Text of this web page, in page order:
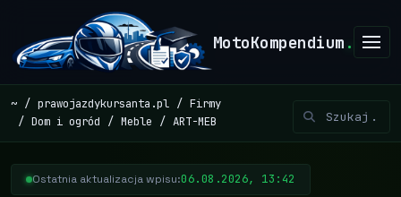
MotoKompendium .
~ prawojazdykursanta.pl
Firmy
Dom i ogród
Meble ART-MEB
Ostatnia aktualizacja wpisu:06.08.2026, 13:42